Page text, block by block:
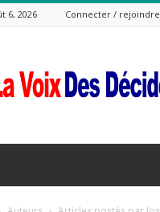
6, 2026 Connecter / rejoindre
Voix
Des